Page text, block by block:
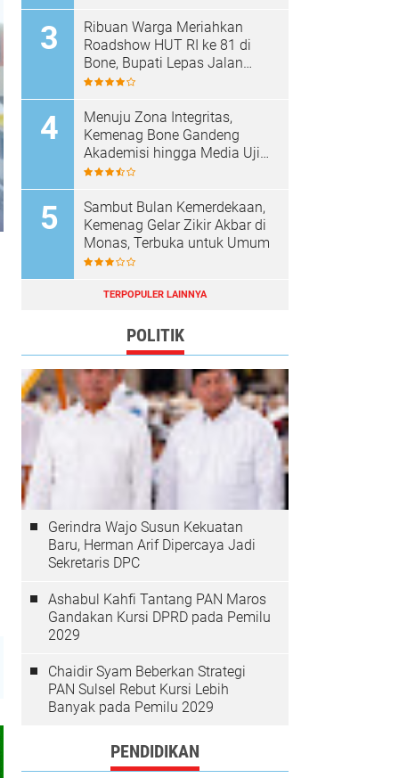
Ribuan Warga Meriahkan
Roadshow HUT RI ke 81 di
Bone, Bupati Lepas Jalan
Santai
Menuju Zona Integritas,
Kemenag Bone Gandeng
Akademisi hingga Media Uji
Standar Pelayanan
Sambut Bulan Kemerdekaan,
Kemenag Gelar Zikir Akbar di
Monas, Terbuka untuk Umum
TERPOPULER LAINNYA
POLITIK
Gerindra Wajo Susun Kekuatan
Baru, Herman Arif Dipercaya Jadi
Sekretaris DPC
Ashabul Kahfi Tantang PAN Maros
Gandakan Kursi DPRD pada Pemilu
2029
Chaidir Syam Beberkan Strategi
PAN Sulsel Rebut Kursi Lebih
Banyak pada Pemilu 2029
PENDIDIKAN